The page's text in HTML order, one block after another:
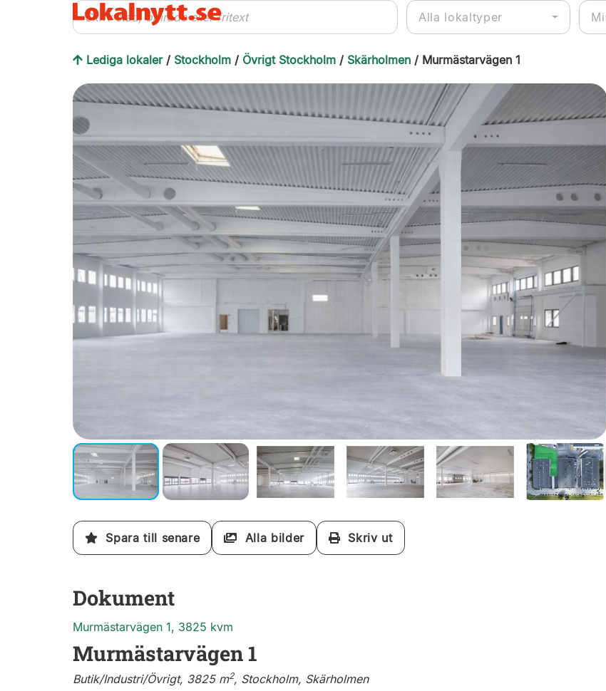
Alla lokaltyper
Lediga lokaler / Stockholm / Övrigt Stockholm / Skärholmen / Murmästarvägen 1
Spara till senare Alla bilder Skriv ut
Dokument
Murmästarvägen 1, 3825 kvm
Murmästarvägen 1
Butik/Industri/Övrigt, 3825 m2, Stockholm, Skärholmen